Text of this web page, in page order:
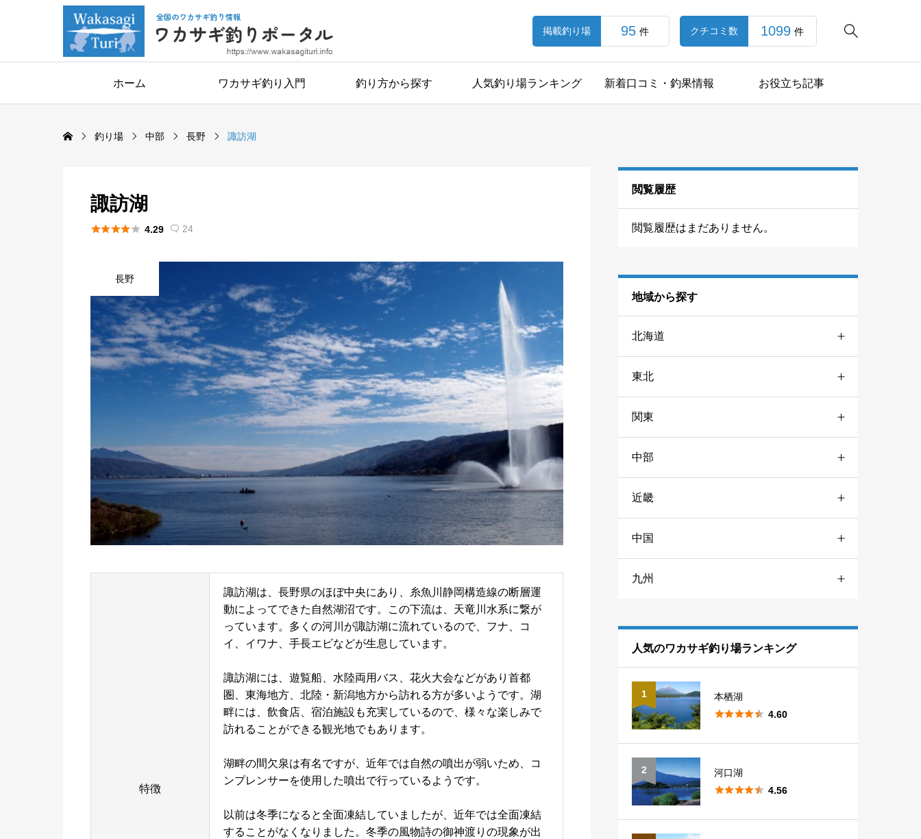

掲載釣り場 95 件 クチコミ数 1099 件
ホーム ワカサギ釣り入門 釣り方から探す 人気釣り場ランキング 新着口コミ・釣果情報 お役立ち記事
釣り場 中部 長野 諏訪湖
諏訪湖
 4.29  24
長野
特徴
諏訪湖は、長野県のほぼ中央にあり、糸魚川静岡構造線の断層運
動によってできた自然湖沼です。この下流は、天竜川水系に繋が
っています。多くの河川が諏訪湖に流れているので、フナ、コ
イ、イワナ、手長エビなどが生息しています。
諏訪湖には、遊覧船、水陸両用バス、花火大会などがあり首都
圏、東海地方、北陸・新潟地方から訪れる方が多いようです。湖
畔には、飲食店、宿泊施設も充実しているので、様々な楽しみで
訪れることができる観光地でもあります。
湖畔の間欠泉は有名ですが、近年では自然の噴出が弱いため、コ
ンプレンサーを使用した噴出で行っているようです。
以前は冬季になると全面凍結していましたが、近年では全面凍結
することがなくなりました。冬季の風物詩の御神渡りの現象が出
閲覧履歴
閲覧履歴はまだありません。
地域から探す
北海道
道央
道北
道南
道東
東北
宮城
山形
秋田
岩手
青森
福島 5
関東
栃木
神奈川
千葉
東京
埼玉 7
群馬 14
中部
愛知
岐阜
静岡
長野 10
山梨 5
新潟
近畿
兵庫
奈良
中国
山口
九州
人気のワカサギ釣り場ランキング
1
本栖湖
 4.60
2
河口湖
 4.56